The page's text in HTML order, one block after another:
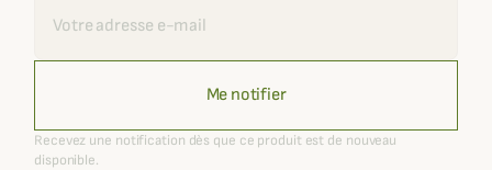
Me notifier
Recevez une notification dès que ce produit est de nouveau
disponible.